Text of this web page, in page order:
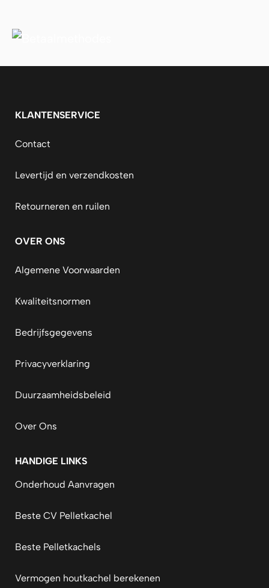
KLANTENSERVICE
Contact
Levertijd en verzendkosten
Retourneren en ruilen
OVER ONS
Algemene Voorwaarden
Kwaliteitsnormen
Bedrijfsgegevens
Privacyverklaring
Duurzaamheidsbeleid
Over Ons
HANDIGE LINKS
Onderhoud Aanvragen
Beste CV Pelletkachel
Beste Pelletkachels
Vermogen houtkachel berekenen